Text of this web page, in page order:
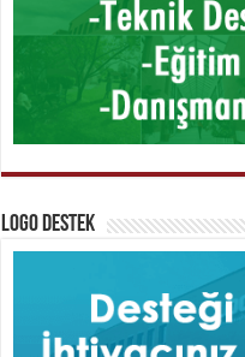
Logo Destek